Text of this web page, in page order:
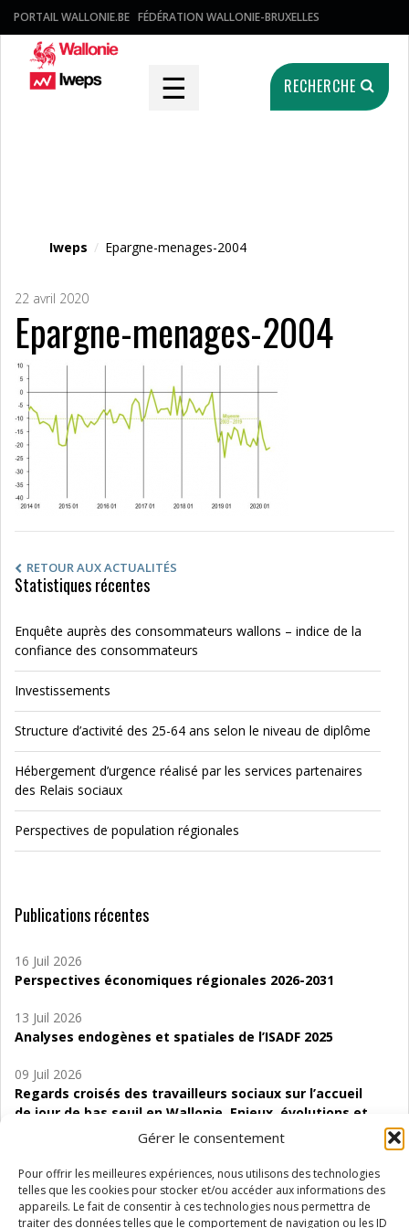
Gérer le consentement
Pour offrir les meilleures expériences, nous utilisons des technologies
telles que les cookies pour stocker et/ou accéder aux informations des
appareils. Le fait de consentir à ces technologies nous permettra de
traiter des données telles que le comportement de navigation ou les ID
PORTAIL WALLONIE.BE FÉDÉRATION WALLONIE-BRUXELLES
☰ RECHERCHE
Iweps / Epargne-menages-2004
22 avril 2020
Epargne-menages-2004
RETOUR AUX ACTUALITÉS
Statistiques récentes
Enquête auprès des consommateurs wallons – indice de la
confiance des consommateurs
Investissements
Structure d’activité des 25-64 ans selon le niveau de diplôme
Hébergement d’urgence réalisé par les services partenaires
des Relais sociaux
Perspectives de population régionales
Publications récentes
16 Juil 2026
Perspectives économiques régionales 2026-2031
13 Juil 2026
Analyses endogènes et spatiales de l’ISADF 2025
09 Juil 2026
Regards croisés des travailleurs sociaux sur l’accueil
de jour de bas seuil en Wallonie. Enjeux, évolutions et
06 Juil 2026
Étude d’évaluabilité des Structures
d’accompagnement à l’autocréation d’emploi (SAACE)